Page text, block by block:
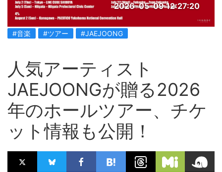
2026-05-09 12:27:20
#音楽 #ツアー #JAEJOONG
人気アーティスト
JAEJOONGが贈る2026
年のホールツアー、チケ
ット情報も公開！